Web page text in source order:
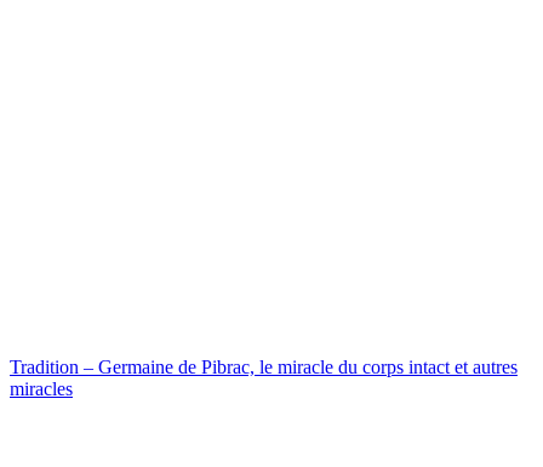
Tradition – Germaine de Pibrac, le miracle du corps intact et autres
miracles